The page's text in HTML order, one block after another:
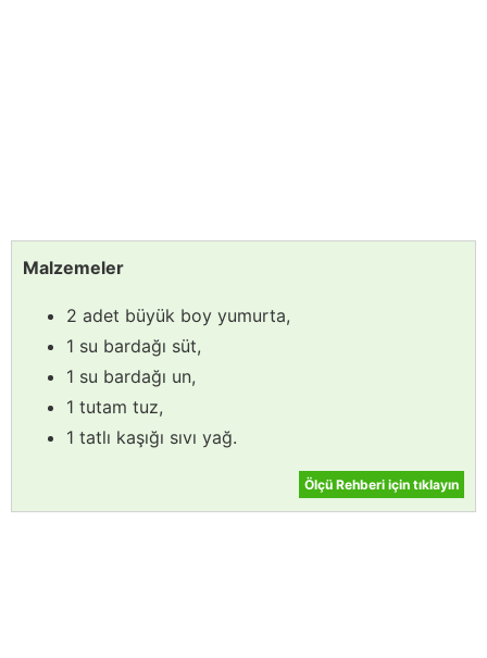
Malzemeler
2 adet büyük boy yumurta,
1 su bardağı süt,
1 su bardağı un,
1 tutam tuz,
1 tatlı kaşığı sıvı yağ.
Ölçü Rehberi için tıklayın